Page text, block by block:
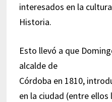
interesados en la
Historia.
Esto llevó a que
alcalde de
Córdoba en 1810,
en la ciudad (entre ellos